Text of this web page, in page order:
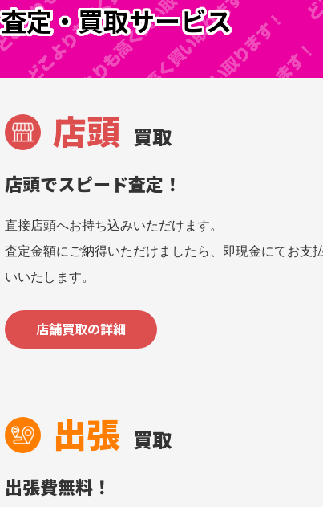
査定・買取サービス
店頭 買取
店頭でスピード査定！
直接店頭へお持ち込みいただけます。
査定金額にご納得いただけましたら、即現金にてお支
いいたします。
店舗買取の詳細
出張 買取
出張費無料！